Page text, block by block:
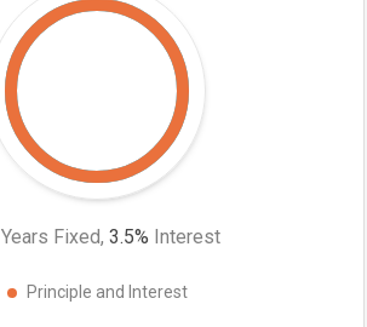
Years Fixed, 3.5% Interest
Principle and Interest